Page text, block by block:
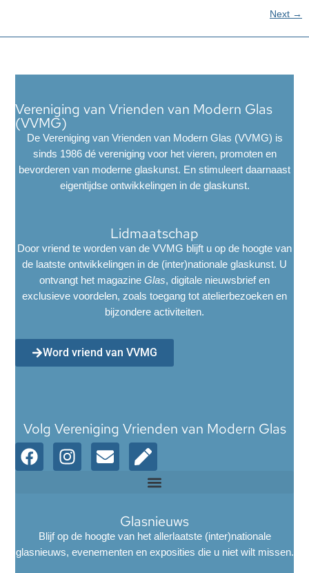
Next →
Vereniging van Vrienden van Modern Glas
(VVMG)
De Vereniging van Vrienden van Modern Glas (VVMG) is
sinds 1986 dé vereniging voor het vieren, promoten en
bevorderen van moderne glaskunst. En stimuleert daarnaast
eigentijdse ontwikkelingen in de glaskunst.
Lidmaatschap
Door vriend te worden van de VVMG blijft u op de hoogte van
de laatste ontwikkelingen in de (inter)nationale glaskunst. U
ontvangt het magazine Glas, digitale nieuwsbrief en
exclusieve voordelen, zoals toegang tot atelierbezoeken en
bijzondere activiteiten.
Word vriend van VVMG
Volg Vereniging Vrienden van Modern Glas
Glasnieuws
Blijf op de hoogte van het allerlaatste (inter)nationale
glasnieuws, evenementen en exposities die u niet wilt missen.